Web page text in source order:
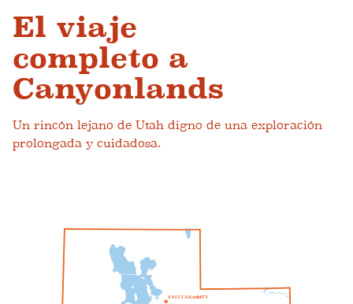
El viaje
completo a
Canyonlands
Un rincón lejano de Utah digno de una exploración
prolongada y cuidadosa.
SALTLAKmidoITY